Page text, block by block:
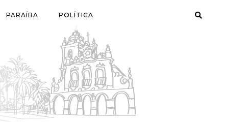
PARAÍBA POLÍTICA